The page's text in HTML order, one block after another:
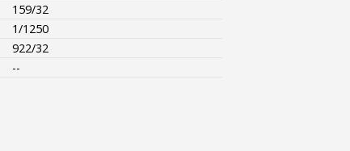
159/32
1/1250
922/32
--